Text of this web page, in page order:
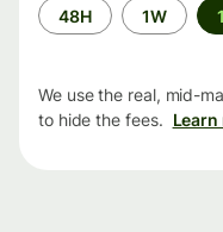
Time
period
48H 1W
We use the real, mid-
to hide the fees.